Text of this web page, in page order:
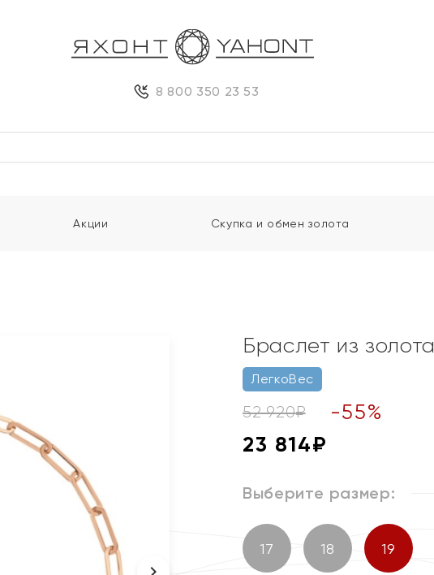
8 800 350 23 53
Акции Скупка и обмен золота
Браслет из золота
ЛегкоВес
52 920₽ -55%
23 814₽
Выберите размер:
17 18 19